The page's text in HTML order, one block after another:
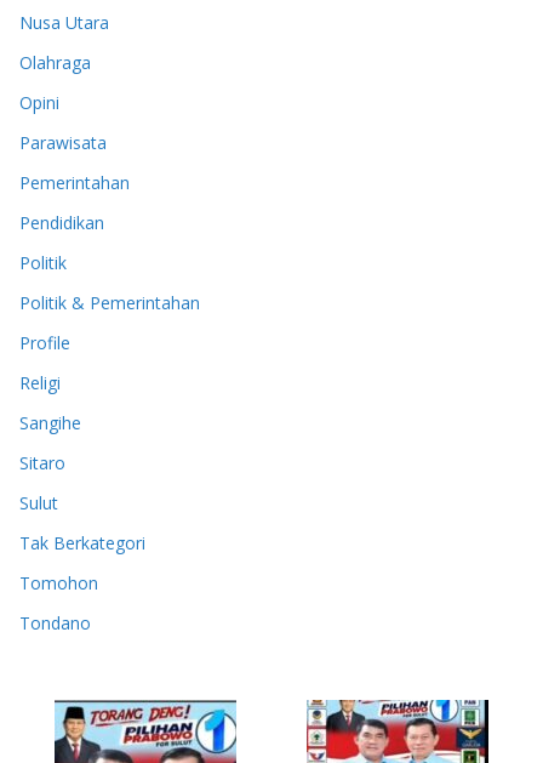
Nusa Utara
Olahraga
Opini
Parawisata
Pemerintahan
Pendidikan
Politik
Politik & Pemerintahan
Profile
Religi
Sangihe
Sitaro
Sulut
Tak Berkategori
Tomohon
Tondano